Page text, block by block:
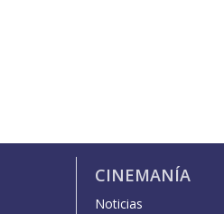
CINEMANÍA
Noticias